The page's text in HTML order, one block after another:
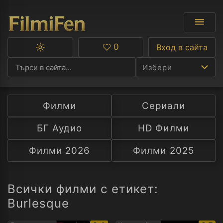
Избери
Ф
С
А
Превключване
тъмна
тема
Любими
0 Вход в сайта
Филми
Сериали
БГ Аудио
HD Филми
Филми 2026
Филми 2025
Всички филми с етикет:
Burlesque